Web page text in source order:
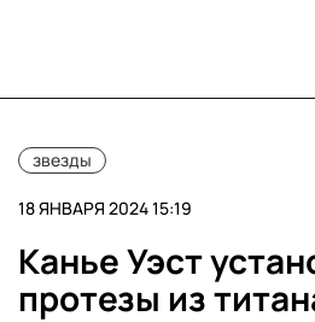
звезды
18 ЯНВАРЯ 2024 15:19
Канье Уэст
протезы из